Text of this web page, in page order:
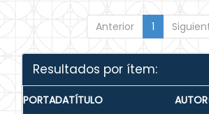
Anterior 1
Resultados por ítem:
PORTADATÍTULO